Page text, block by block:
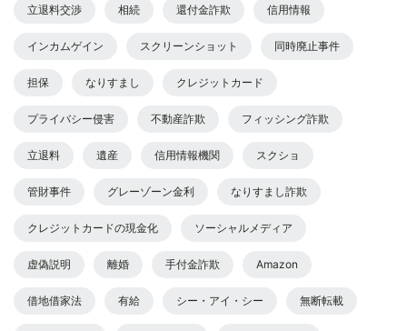
立退料交渉 相続 還付金詐欺 信用情報
インカムゲイン スクリーンショット 同時廃止事件
担保 なりすまし クレジットカード
プライバシー侵害 不動産詐欺 フィッシング詐欺
立退料 遺産 信用情報機関 スクショ
管財事件 グレーゾーン金利 なりすまし詐欺
クレジットカードの現金化 ソーシャルメディア
虚偽説明 離婚 手付金詐欺 Amazon
借地借家法 有給 シー・アイ・シー 無断転載